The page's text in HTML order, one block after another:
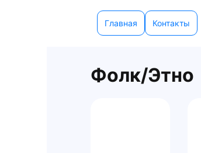
Главная Контакты
Фолк/Этно